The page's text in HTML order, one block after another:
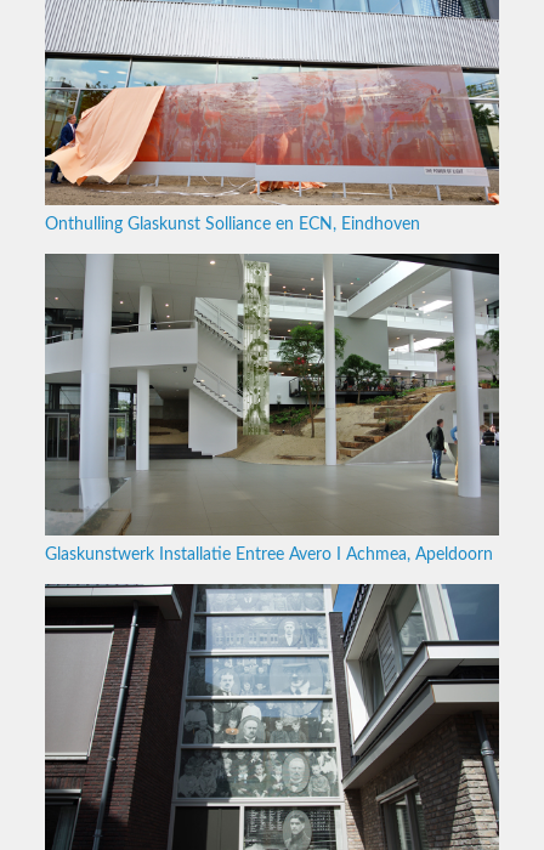
Onthulling Glaskunst Solliance en ECN, Eindhoven
Glaskunstwerk Installatie Entree Avero I Achmea, Apeldoorn